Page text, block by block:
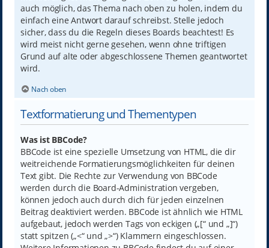
auch möglich, das Thema nach oben zu holen, indem du
einfach eine Antwort darauf schreibst. Stelle jedoch
sicher, dass du die Regeln dieses Boards beachtest! Es
wird meist nicht gerne gesehen, wenn ohne triftigen
Grund auf alte oder abgeschlossene Themen geantwortet
wird.
Nach oben
Textformatierung und Thementypen
Was ist BBCode?
BBCode ist eine spezielle Umsetzung von HTML, die dir
weitreichende Formatierungsmöglichkeiten für deinen
Text gibt. Die Rechte zur Verwendung von BBCode
werden durch die Board-Administration vergeben,
können jedoch auch durch dich für jeden einzelnen
Beitrag deaktiviert werden. BBCode ist ähnlich wie HTML
aufgebaut, jedoch werden Tags von eckigen („[“ und „]“)
statt spitzen („<“ und „>“) Klammern eingeschlossen.